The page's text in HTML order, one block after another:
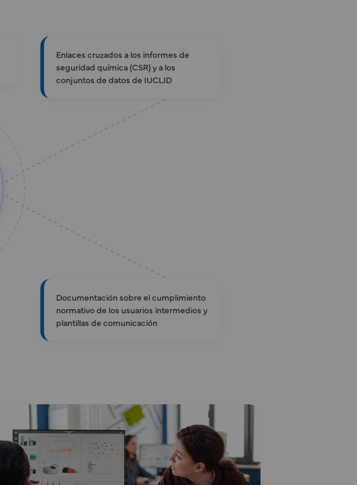
Enlaces cruzados a los informes de
seguridad química (CSR) y a los
conjuntos de datos de IUCLID
Documentación sobre el cumplimiento
normativo de los usuarios intermedios y
plantillas de comunicación